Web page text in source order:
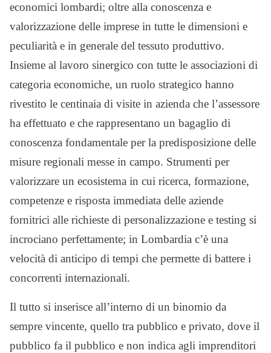
economici lombardi; oltre alla conoscenza e
valorizzazione delle imprese in tutte le dimensioni e
peculiarità e in generale del tessuto produttivo.
Insieme al lavoro sinergico con tutte le associazioni di
categoria economiche, un ruolo strategico hanno
rivestito le centinaia di visite in azienda che l’assessore
ha effettuato e che rappresentano un bagaglio di
conoscenza fondamentale per la predisposizione delle
misure regionali messe in campo. Strumenti per
valorizzare un ecosistema in cui ricerca, formazione,
competenze e risposta immediata delle aziende
fornitrici alle richieste di personalizzazione e testing si
incrociano perfettamente; in Lombardia c’è una
velocità di anticipo di tempi che permette di battere i
concorrenti internazionali.
Il tutto si inserisce all’interno di un binomio da
sempre vincente, quello tra pubblico e privato, dove il
pubblico fa il pubblico e non indica agli imprenditori